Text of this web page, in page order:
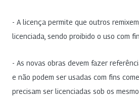
- A licença permite que outros
licenciada, sendo proibido o uso com
- As novas obras devem fazer
e não podem ser usadas com fins
precisam ser licenciadas sob os